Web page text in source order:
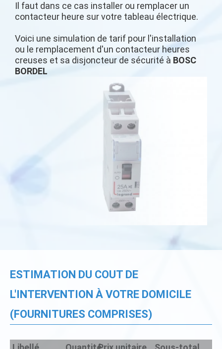
Il faut dans ce cas installer ou remplacer un
contacteur heure sur votre tableau électrique.
Voici une simulation de tarif pour l'installation
ou le remplacement d'un contacteur heures
creuses et sa disjoncteur de sécurité à BOSC
BORDEL
ESTIMATION DU COUT DE
L'INTERVENTION À VOTRE DOMICILE
(FOURNITURES COMPRISES)